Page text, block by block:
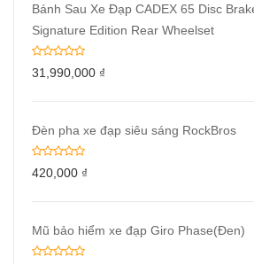
Bánh Sau Xe Đạp CADEX 65 Disc
Signature Edition Rear Wheelset
31,990,000 ₫
Đèn pha xe đạp siêu sáng RockBros
420,000 ₫
Mũ bảo hiểm xe đạp Giro Phase(Đen)